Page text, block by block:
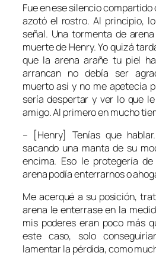
Fue en ese silencio
azotó el rostro. Al principio,
señal. Una tormenta de
muerte de Henry. Yo quizá
que la arena arañe tu piel
arrancan no debía ser
muerto así y no me apetecía
sería despertar y ver lo que
amigo. Al primero en mucho
– [Henry] Tenías que
sacando una manta de su
encima. Eso le protegería
arena podía enterrarnos o
Me acerqué a su posición,
arena le enterrase en la
mis poderes eran poco más
este caso, solo
lamentar la pérdida, como